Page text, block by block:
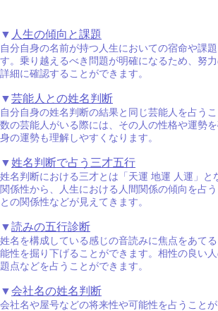
▼ 人生の傾向と課題
自分自身の名前が持つ人生においての宿命や課
す。乗り越えるべき問題が明確になるため、努
詳細に確認することができます。
▼芸能人との姓名判断
自分自身の姓名判断の結果と同じ芸能人を占う
数の芸能人がいる際には、その人の性格や運勢
身の運勢も理解しやすくなります。
▼姓名判断で占う三才五行
姓名判断における三才とは「天運 地運 人運」と
関係性から、人生における人間関係の傾向を占
との関係性などが見えてきます。
▼読みの五行診断
姓名を構成している感じの音読みに焦点をあて
能性を掘り下げることができます。相性の良い
題点などを占うことができます。
▼会社名の姓名判断
会社名や屋号などの将来性や可能性を占うこと